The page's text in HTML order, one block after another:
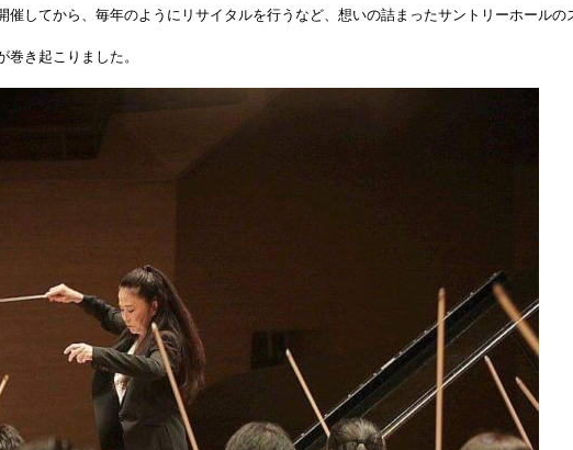
催してから、毎年のようにリサイタルを行うなど、想いの詰まったサントリーホールの
き起こりました。